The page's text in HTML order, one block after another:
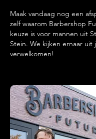
Maak vandaag nog een
zelf waarom Barbershop
keuze is voor mannen uit
Stein. We kijken ernaar uit
verwelkomen!